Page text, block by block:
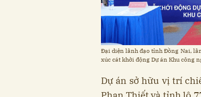
Đại diện lãnh đạo tỉnh Đồng Nai,
xúc cát khởi động Dự án Khu công
Dự án sở hữu vị trí